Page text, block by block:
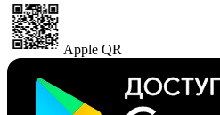
Apple QR